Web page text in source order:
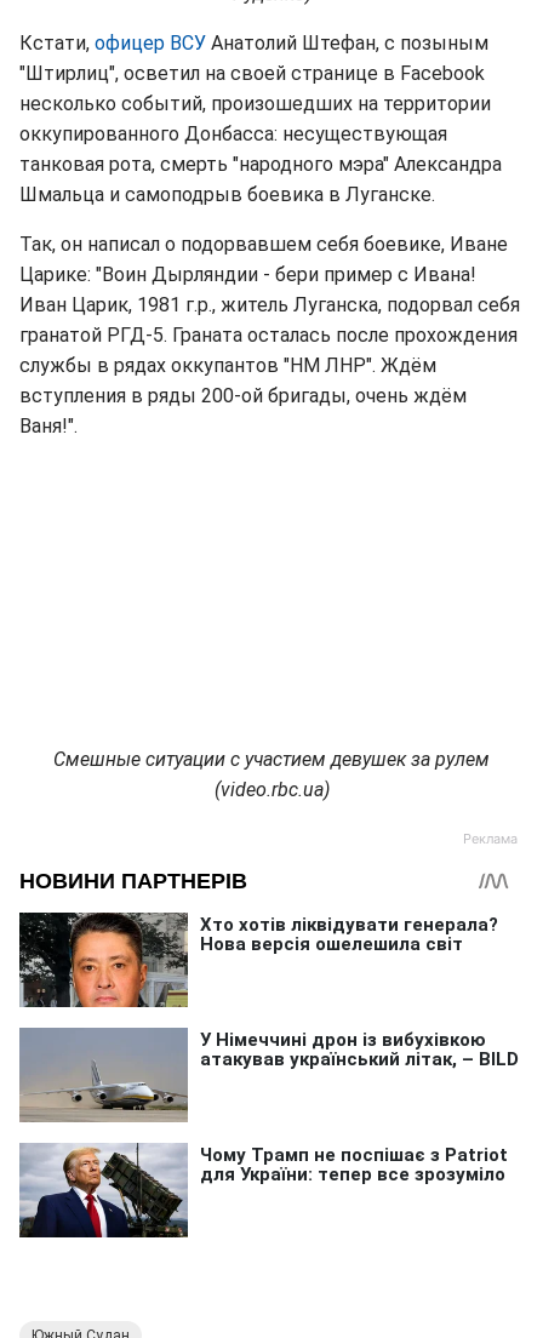
Кстати, офицер ВСУ Анатолий Штефан, с позыным
"Штирлиц", осветил на своей странице в Facebook
несколько событий, произошедших на территории
оккупированного Донбасса: несуществующая
танковая рота, смерть "народного мэра" Александра
Шмальца и самоподрыв боевика в Луганске.
Так, он написал о подорвавшем себя боевике, Иване
Царике: "Воин Дырляндии - бери пример с Ивана!
Иван Царик, 1981 г.р., житель Луганска, подорвал себя
гранатой РГД-5. Граната осталась после прохождения
службы в рядах оккупантов "НМ ЛНР". Ждём
вступления в ряды 200-ой бригады, очень ждём
Ваня!".
Смешные ситуации с участием девушек за рулем
(video.rbc.ua)